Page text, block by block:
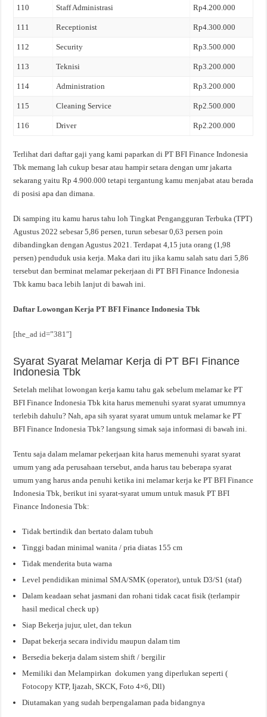
110 Staff Administrasi Rp4.200.000
111 Receptionist Rp4.300.000
112 Security Rp3.500.000
113 Teknisi Rp3.200.000
114 Administration Rp3.200.000
115 Cleaning Service Rp2.500.000
116 Driver Rp2.200.000
Terlihat dari daftar gaji yang kami paparkan di PT BFI Finance Indonesia
Tbk memang lah cukup besar atau hampir setara dengan umr jakarta
sekarang yaitu Rp 4.900.000 tetapi tergantung kamu menjabat atau berada
di posisi apa dan dimana.
Di samping itu kamu harus tahu loh Tingkat Pengangguran Terbuka (TPT)
Agustus 2022 sebesar 5,86 persen, turun sebesar 0,63 persen poin
dibandingkan dengan Agustus 2021. Terdapat 4,15 juta orang (1,98
persen) penduduk usia kerja. Maka dari itu jika kamu salah satu dari 5,86
tersebut dan berminat melamar pekerjaan di PT BFI Finance Indonesia
Tbk kamu baca lebih lanjut di bawah ini.
Daftar Lowongan Kerja PT BFI Finance Indonesia Tbk
[the_ad id=”381″]
Syarat Syarat Melamar Kerja di PT BFI Finance
Indonesia Tbk
Setelah melihat lowongan kerja kamu tahu gak sebelum melamar ke PT
BFI Finance Indonesia Tbk kita harus memenuhi syarat syarat umumnya
terlebih dahulu? Nah, apa sih syarat syarat umum untuk melamar ke PT
BFI Finance Indonesia Tbk? langsung simak saja informasi di bawah ini.
Tentu saja dalam melamar pekerjaan kita harus memenuhi syarat syarat
umum yang ada perusahaan tersebut, anda harus tau beberapa syarat
umum yang harus anda penuhi ketika ini melamar kerja ke PT BFI Finance
Indonesia Tbk, berikut ini syarat-syarat umum untuk masuk PT BFI
Finance Indonesia Tbk:
Tidak bertindik dan bertato dalam tubuh
Tinggi badan minimal wanita / pria diatas 155 cm
Tidak menderita buta warna
Level pendidikan minimal SMA/SMK (operator), untuk D3/S1 (staf)
Dalam keadaan sehat jasmani dan rohani tidak cacat fisik (terlampir
hasil medical check up)
Siap Bekerja jujur, ulet, dan tekun
Dapat bekerja secara individu maupun dalam tim
Bersedia bekerja dalam sistem shift / bergilir
Memiliki dan Melampirkan dokumen yang diperlukan seperti (
Fotocopy KTP, Ijazah, SKCK, Foto 4×6, Dll)
Diutamakan yang sudah berpengalaman pada bidangnya